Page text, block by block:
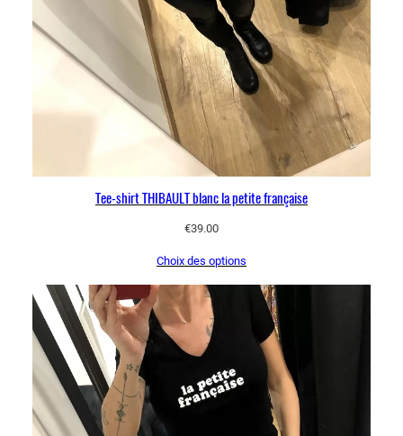
Tee-shirt THIBAULT blanc la petite française
€39.00
Choix des options